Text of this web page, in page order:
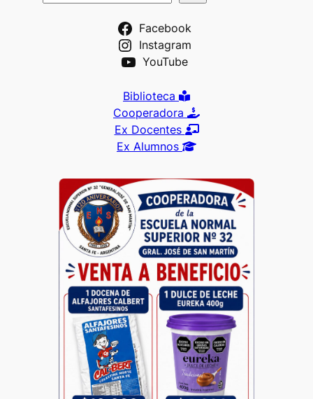
Facebook
Instagram
YouTube
Biblioteca
Cooperadora
Ex Docentes
Ex Alumnos